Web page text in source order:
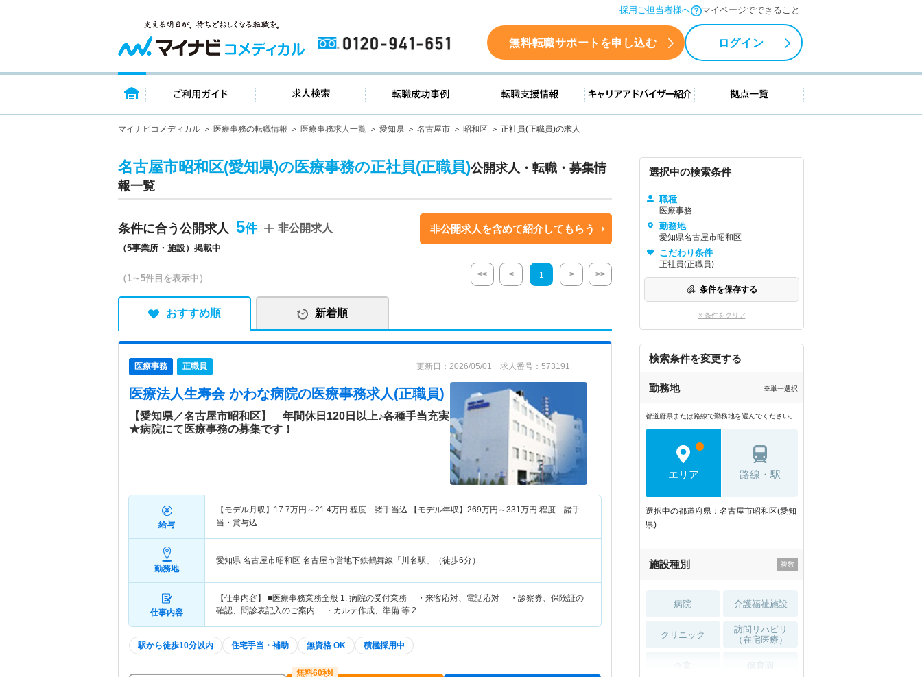
採用ご担当者様へ マイページでできること
0120-941-651 無料転職サポートを申し込む ログイン
トップページ ご利用ガイド 求人検索 転職成功事例 転職支援情報 キャリアアドバイザー紹介 拠点一覧
マイナビコメディカル 医療事務の転職情報 医療事務求人一覧 愛知県 名古屋市 昭和区 正社員(正職員)の求人
名古屋市昭和区(愛知県)の医療事務の正社員(正職員)公開求人・転職・募集情
報一覧
条件に合う公開求人 5
（5事業所・施設）掲載中
非公開求人 非公開求人を含めて紹介してもらう
（1～5件目を表示中） << < 1 > >>
おすすめ順 新着順
医療事務 正職員 更新日：2026/05/01 求人番号：573191
医療法人生寿会 かわな病院の医療事務求人(正職員)
【愛知県／名古屋市昭和区】 年間休日120日以上♪各種手当充実
★病院にて医療事務の募集です！
給与
【モデル月収】 17.7万円～21.4万円 程度 諸手当込 【モデル年収】 269万円～331万円 程度 諸手
当・賞与込
勤務地
愛知県 名古屋市昭和区 名古屋市営地下鉄鶴舞線「川名駅」（徒歩6分）
仕事内容
【仕事内容】 ■医療事務業務全般 1. 病院の受付業務 ・来客応対、電話応対 ・診察券、保険証の
確認、問診表記入のご案内 ・カルテ作成、準備 等 2…
駅から徒歩10分以内 住宅手当・補助 無資格 OK 積極採用中
選択中の検索条件
職種
医療事務
勤務地
愛知県名古屋市昭和区
こだわり条件
正社員(正職員)
条件を保存する
× 条件をクリア
検索条件を変更する
勤務地 ※単一選択
都道府県または路線で勤務地を選んでください。
エリア 路線・駅
選択中の都道府県：名古屋市昭和区(愛知
県)
施設種別
病院 介護福祉施設
クリニック
訪問リハビリ
（在宅医療）